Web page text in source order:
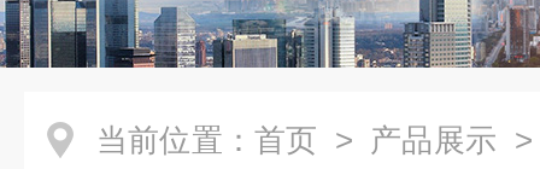
当前位置： 首页 > 产品展示